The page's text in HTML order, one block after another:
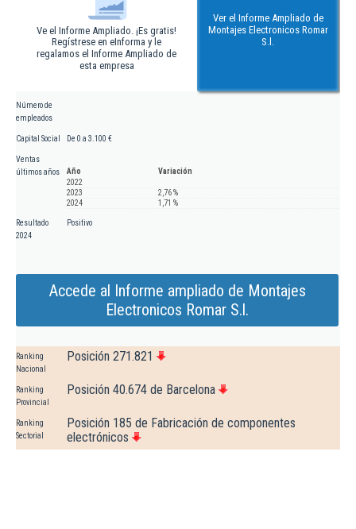
Ve el Informe Ampliado. ¡Es gratis!
Regístrese en eInforma y le
regalamos el Informe Ampliado de
esta empresa
Ver el Informe Ampliado de
Montajes Electronicos Romar
S.l.
Número de
empleados
Capital Social De 0 a 3.100 €
Ventas
últimos años
Año
Variación
2022
2023
2,76 %
2024
1,71 %
Resultado
2024
Positivo
Accede al Informe ampliado de Montajes
Electronicos Romar S.l.
Ranking
Nacional
Posición 271.821
Ranking
Provincial
Posición 40.674 de Barcelona
Ranking
Sectorial
Posición 185 de Fabricación de componentes
electrónicos